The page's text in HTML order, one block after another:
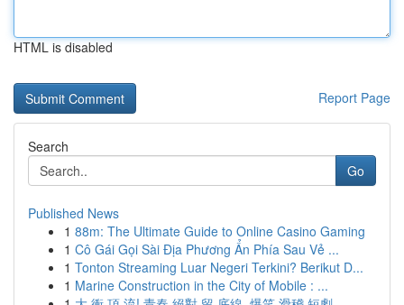
HTML is disabled
Report Page
Search
Go
Published News
1 88m: The Ultimate Guide to Online Casino Gaming
1 Cô Gái Gọi Sài Địa Phương Ẩn Phía Sau Vẻ ...
1 Tonton Streaming Luar Negeri Terkini? Berikut D...
1 Marine Construction in the City of Mobile : ...